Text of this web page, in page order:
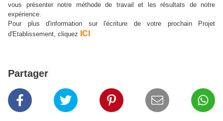
vous présenter notre méthode de travail et les résultats de notre
expérience.
Pour plus d'information sur l'écriture de votre prochain Projet
d'Etablissement, cliquez ICI
Partager